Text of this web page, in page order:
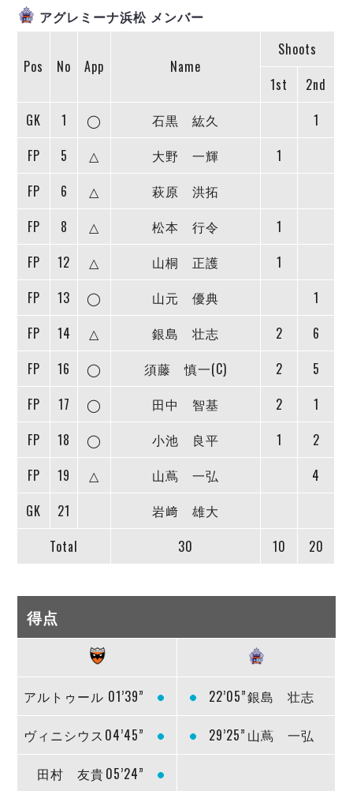
リガーレヴィア葛飾
Y．S．C．C．横浜
アグレミーナ浜松
ポルセイド浜田
ミラクルスマイル新居浜
アグレミーナ浜松 メンバー
Pos No App Name
Shoots
1st
2nd
GK
1 ◯ 石黒 紘久
1
FP
5 △ 大野 一輝
1
FP
6 △
萩原 洪拓
FP
8 △ 松本 行令
1
FP
12 △ 山桐 正護
1
FP
13 ◯ 山元 優典
1
FP
14 △ 銀島 壮志 2
6
FP
16 ◯ 須藤 慎一(C) 2
5
FP
17 ◯ 田中 智基 2
1
FP
18 ◯ 小池 良平 1
2
FP
19 △ 山蔦 一弘
4
GK
21
岩﨑 雄大
Total
30 10 20
得点
アルトゥール 01’39” 22’05”銀島 壮志
ヴィニシウス 04’45” 29’25” 山蔦 一弘
田村 友貴05’24”